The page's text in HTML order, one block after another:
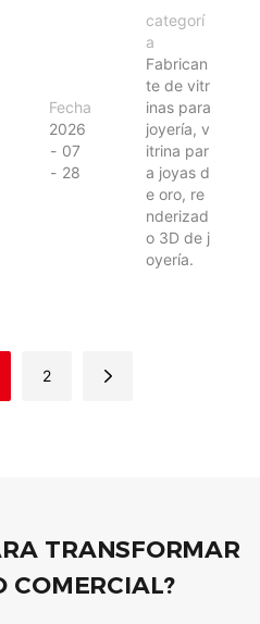
Personalizadas |
Estudio De Caso
De Lao Feng
Xiang — PSP
Displays
Fecha
2026
07
28
categorí
a
Fabrican
te de vitr
inas para
joyería, v
itrina par
a joyas d
e oro, re
nderizad
o 3D de j
oyería.
2
TRANSFORMAR
COMERCIAL?